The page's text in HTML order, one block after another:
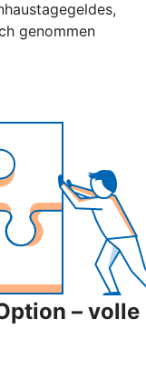
genommen
– volle